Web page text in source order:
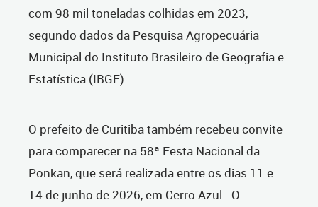
com 98 mil toneladas colhidas em 2023,
segundo dados da Pesquisa Agropecuária
Municipal do Instituto Brasileiro de Geografia e
Estatística (IBGE).
O prefeito de Curitiba também recebeu convite
para comparecer na 58ª Festa Nacional da
Ponkan, que será realizada entre os dias 11 e
14 de junho de 2026, em Cerro Azul . O